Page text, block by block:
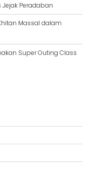
Peradaban
Massal dalam
Super Outing Class